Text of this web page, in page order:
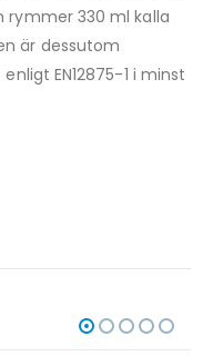
rymmer 330 ml kalla
är dessutom
EN12875-1 i minst